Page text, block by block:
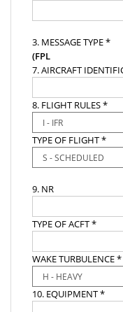
3. MESSAGE TYPE *
(FPL
7. AIRCRAFT
8. FLIGHT RULES *
TYPE OF FLIGHT *
9. NR
TYPE OF ACFT *
WAKE TURBULENCE *
10. EQUIPMENT *